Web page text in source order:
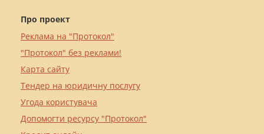
Про проект
Реклама на "Протокол"
"Протокол" без реклами!
Карта сайту
Тендер на юридичну послугу
Угода користувача
Допомогти ресурсу "Протокол"